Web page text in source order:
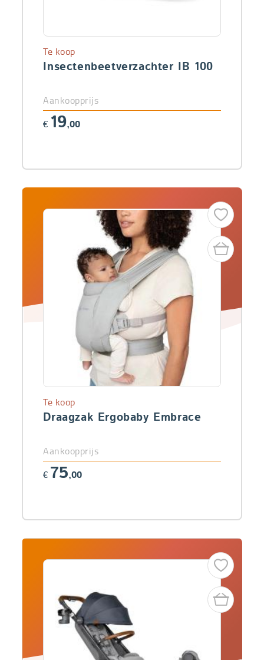
Insectenbeetverzachter IB 100
Te koop
Aankoopprijs
€ 19,00
Draagzak Ergobaby Embrace
Te koop
Aankoopprijs
€ 75,00